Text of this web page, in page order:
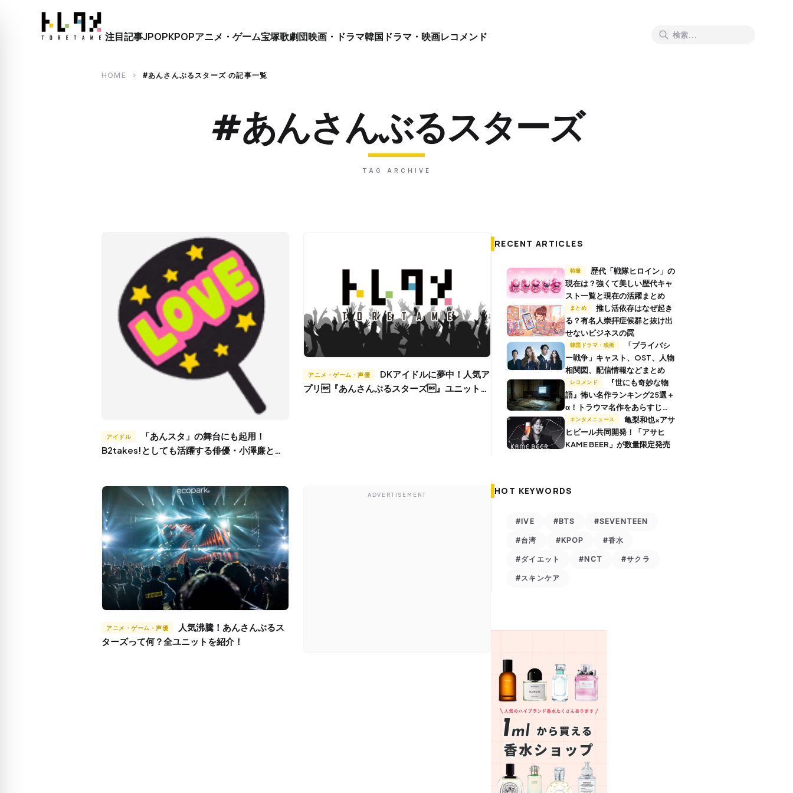
close
注目記事JPOPKPOPアニメ・ゲーム宝塚歌劇団映画・ドラマ韓国ドラマ・映画レコメンド
HOME chevron_right #あんさんぶるスターズ の記事一覧
#あんさんぶるスターズ
TAG ARCHIVE
アイドル
B2takes!としても活躍する俳優・小澤廉と
アニメ・ゲーム・声優
プリ『あんさんぶるスターズ』ユニット曲
アニメ・ゲーム・声優
ターズって何？全ユニットを紹介！
ADVERTISEMENT
RECENT ARTICLES
特撮
現在は？強くて美しい歴代キャ
スト一覧と現在の活躍まとめ
まとめ
推し活依存はなぜ起き
る？有名人崇拝症候群と抜け出
せないビジネスの罠
韓国ドラマ・映画
ー戦争」キャスト、OST、人物
相関図、配信情報などまとめ
レコメンド
語』怖い名作ランキング25選＋
α！トラウマ名作をあらすじ付
きで解説
エンタメニュース
ヒビール共同開発！「アサヒ
KAME BEER」が数量限定発売
HOT KEYWORDS
#IVE #BTS #SEVENTEEN
#台湾 #KPOP #香水
#ダイエット #NCT #サクラ
#スキンケア